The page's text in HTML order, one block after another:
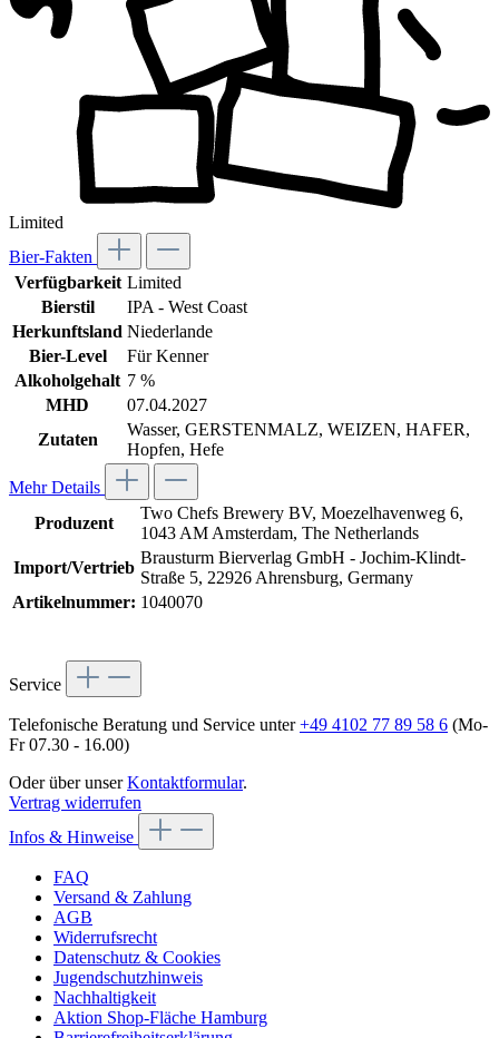
Limited
Bier-Fakten
Verfügbarkeit Limited
Bierstil
IPA - West Coast
Herkunftsland Niederlande
Bier-Level
Für Kenner
Alkoholgehalt 7 %
MHD
07.04.2027
Zutaten
Wasser, GERSTENMALZ, WEIZEN, HAFER,
Hopfen, Hefe
Mehr Details
Produzent
Two Chefs Brewery BV, Moezelhavenweg 6,
1043 AM Amsterdam, The Netherlands
Import/Vertrieb
Brausturm Bierverlag GmbH - Jochim-Klindt-
Straße 5, 22926 Ahrensburg, Germany
Artikelnummer: 1040070
Service
Telefonische Beratung und Service unter+49 4102 77 89 58 6 (Mo-
Fr 07.30 - 16.00)
Oder über unserKontaktformular.
Vertrag widerrufen
Infos & Hinweise
FAQ
Versand & Zahlung
AGB
Widerrufsrecht
Datenschutz & Cookies
Jugendschutzhinweis
Nachhaltigkeit
Aktion Shop-Fläche Hamburg